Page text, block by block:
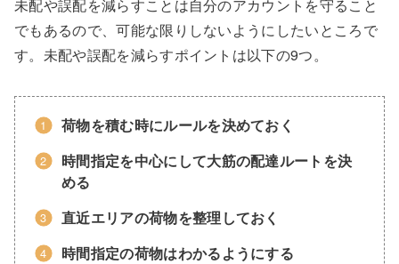
未配や誤配を減らすことは自分のアカウントを守ること
でもあるので、可能な限りしないようにしたいところで
す。未配や誤配を減らすポイントは以下の9つ。
荷物を積む時にルールを決めておく
時間指定を中心にして大筋の配達ルートを決
める
直近エリアの荷物を整理しておく
時間指定の荷物はわかるようにする